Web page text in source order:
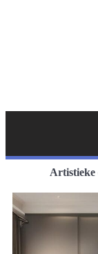
Artistieke